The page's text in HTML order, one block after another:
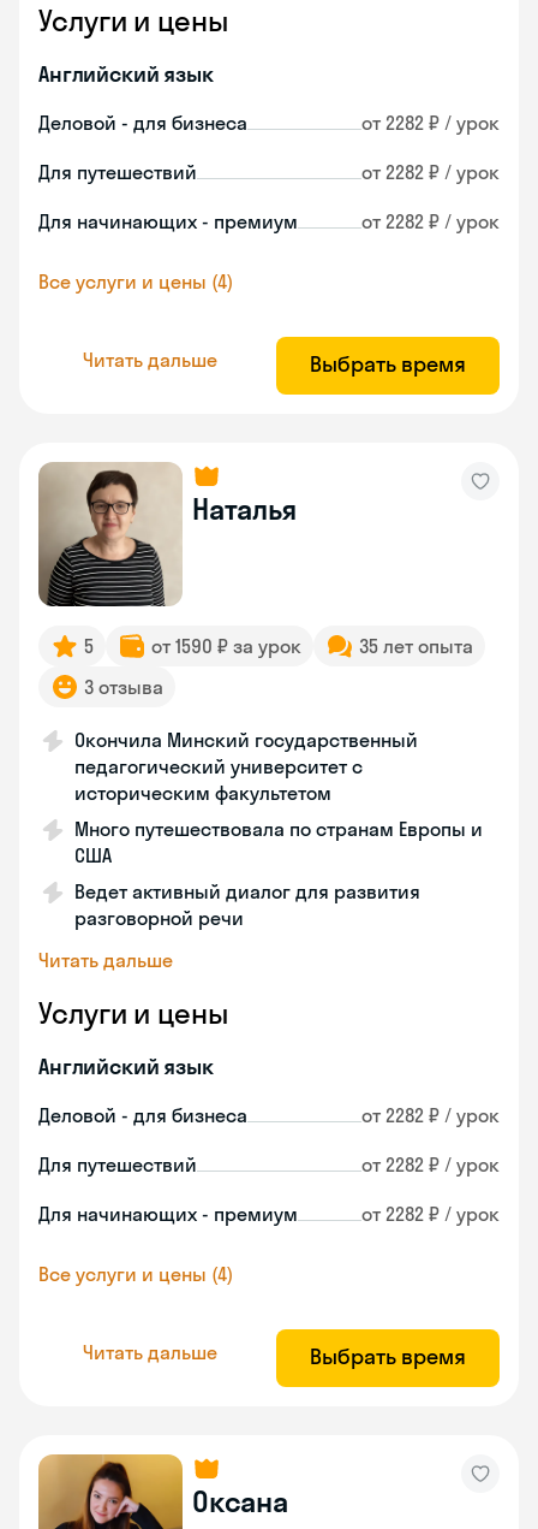
Услуги и цены
Английский язык
Деловой - для бизнеса от 2282 ₽ / урок
Для путешествий от 2282 ₽ / урок
Для начинающих - премиум от 2282 ₽ / урок
Все услуги и цены (4)
Читать дальше Выбрать время
Наталья
5 от 1590 ₽ за урок
35 лет опыта
3 отзыва
Окончила Минский государственный
педагогический университет с
историческим факультетом
Много путешествовала по странам Европы и
США
Ведет активный диалог для развития
разговорной речи
Читать дальше
Услуги и цены
Английский язык
Деловой - для бизнеса от 2282 ₽ / урок
Для путешествий от 2282 ₽ / урок
Для начинающих - премиум от 2282 ₽ / урок
Все услуги и цены (4)
Читать дальше Выбрать время
Оксана